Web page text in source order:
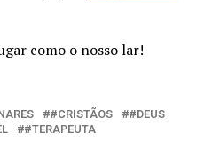
como o nosso lar!
#CRISTÃOS
#DEUS
#TERAPEUTA